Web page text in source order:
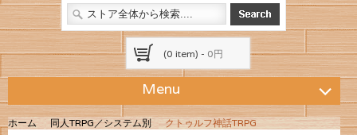
(0 item) - 0円
Menu
ホーム 同人TRPG／システム別 クトゥルフ神話TRPG